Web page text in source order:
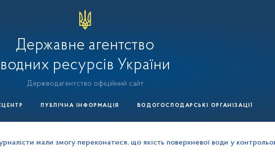
Державне агентство
водних ресурсів України
Держводагентство офіційний сайт
ПУБЛІЧНА ІНФОРМАЦІЯ ВОДОГОСПОДАРСЬКІ ОРГАНІЗАЦІЇ
мали змогу переконатися, що якість поверхневої води у